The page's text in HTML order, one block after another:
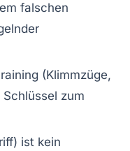
falschen
(Klimmzüge,
zum
ist kein